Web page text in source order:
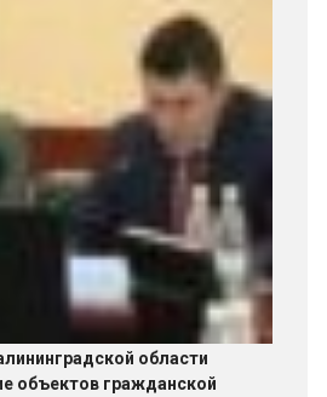
области
объектов гражданской